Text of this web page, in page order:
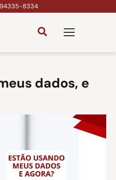
94335-8334
dados, e